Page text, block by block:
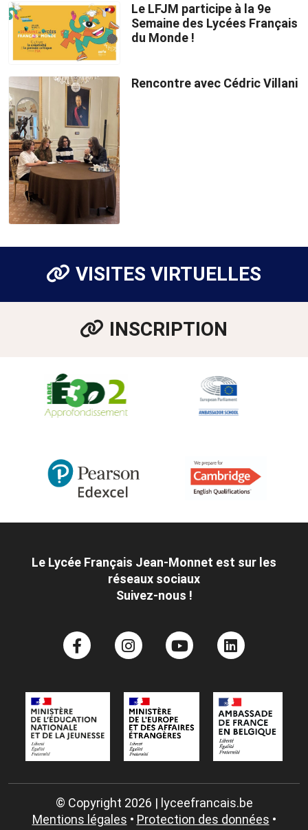
Le LFJM participe à la 9e
Semaine des Lycées Français
du Monde !
Rencontre avec Cédric Villani
VISITES VIRTUELLES
INSCRIPTION
Le Lycée Français Jean-Monnet est sur les
réseaux sociaux
Suivez-nous !
© Copyright 2026 | lyceefrancais.be
Mentions légales • Protection des données •